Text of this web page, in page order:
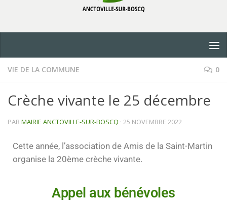
VIE DE LA COMMUNE 0
Crèche vivante le 25 décembre
PARMAIRIE ANCTOVILLE-SUR-BOSCQ · 25 NOVEMBRE 2022
Cette année, l’association de Amis de la Saint-Martin
organise la 20ème crèche vivante.
Appel aux bénévoles